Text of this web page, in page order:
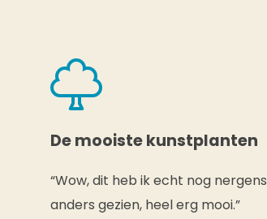
De mooiste kunstplanten
“Wow, dit heb ik echt nog nergens
anders gezien, heel erg mooi.”